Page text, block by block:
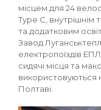
місцем для 24
Type C, внутрішнім
та додатковим
Завод
електропоїздів
сидячі місця та
використовуються
Полтаві.